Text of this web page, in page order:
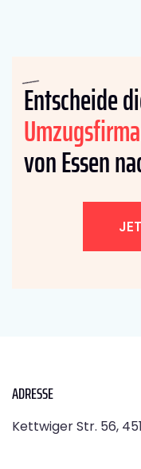
Entscheide
Umzugsfirma
von Essen
ADRESSE
Kettwiger Str. 56,